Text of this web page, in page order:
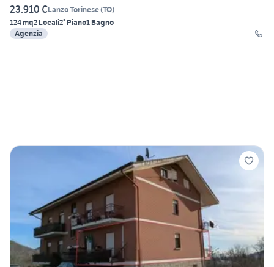
23.910 €Lanzo Torinese(TO)
124 mq2 Locali2° Piano1 Bagno
Agenzia